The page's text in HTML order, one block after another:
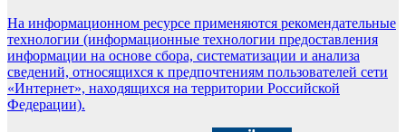
На информационном ресурсе применяются рекомендательные
технологии (информационные технологии предоставления
информации на основе сбора, систематизации и анализа
сведений, относящихся к предпочтениям пользователей сети
«Интернет», находящихся на территории Российской
Федерации).